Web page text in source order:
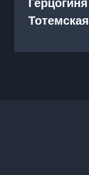
Герцогиня
Тотемская